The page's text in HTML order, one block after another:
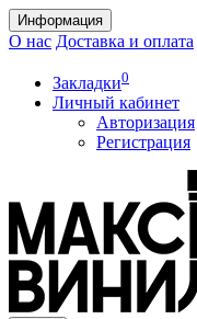
Информация
О нас Доставка и оплата
Закладки0
Личный кабинет
Авторизация
Регистрация